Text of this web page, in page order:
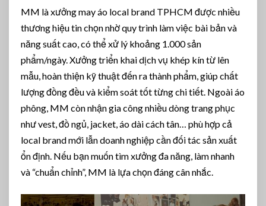
MM là xưởng may áo local brand TPHCM được nhiều
thương hiệu tin chọn nhờ quy trình làm việc bài bản và
năng suất cao, có thể xử lý khoảng 1.000 sản
phẩm/ngày. Xưởng triển khai dịch vụ khép kín từ lên
mẫu, hoàn thiện kỹ thuật đến ra thành phẩm, giúp chất
lượng đồng đều và kiểm soát tốt từng chi tiết. Ngoài áo
phông, MM còn nhận gia công nhiều dòng trang phục
như vest, đồ ngủ, jacket, áo dài cách tân… phù hợp cả
local brand mới lẫn doanh nghiệp cần đối tác sản xuất
ổn định. Nếu bạn muốn tìm xưởng đa năng, làm nhanh
và “chuẩn chỉnh”, MM là lựa chọn đáng cân nhắc.